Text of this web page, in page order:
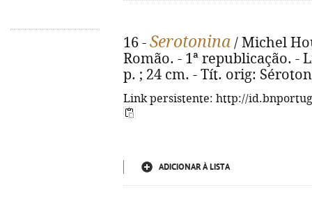
16 - Serotonina / Michel
Romão. - 1ª republicação. -
p. ; 24 cm. - Tít. orig:
Link persistente: http://
ADICIONAR À LISTA